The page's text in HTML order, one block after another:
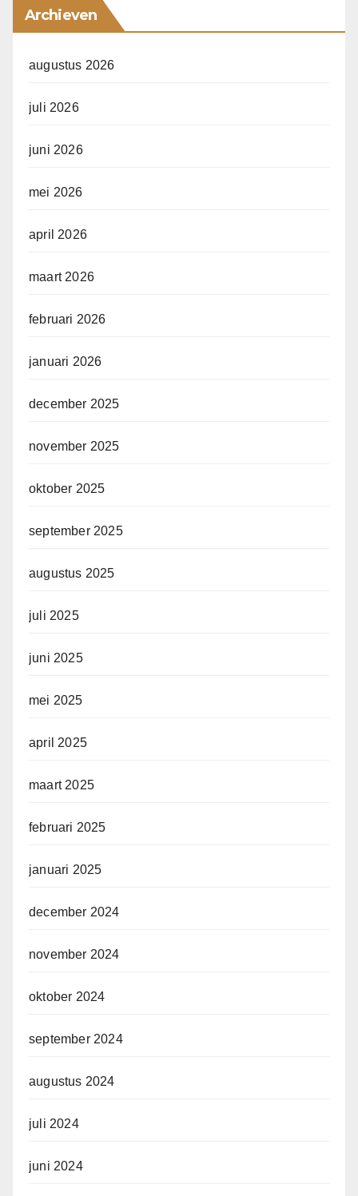
Archieven
augustus 2026
juli 2026
juni 2026
mei 2026
april 2026
maart 2026
februari 2026
januari 2026
december 2025
november 2025
oktober 2025
september 2025
augustus 2025
juli 2025
juni 2025
mei 2025
april 2025
maart 2025
februari 2025
januari 2025
december 2024
november 2024
oktober 2024
september 2024
augustus 2024
juli 2024
juni 2024